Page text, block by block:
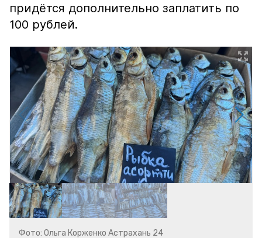
придётся дополнительно заплатить по
100 рублей.
Фото: Ольга Корженко Астрахань 24